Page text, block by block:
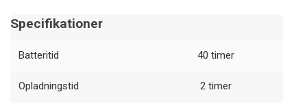
Specifikationer
Batteritid 40 timer
Opladningstid 2 timer